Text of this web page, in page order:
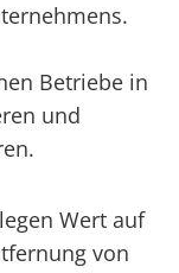
Betriebe in
und
Wert auf
von